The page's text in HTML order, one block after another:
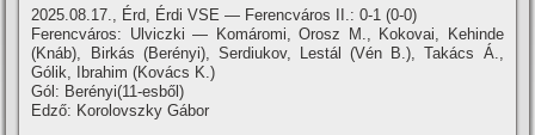
2025.08.17., Érd, Érdi VSE — Ferencváros II.: 0-1 (0-0)
Ferencváros: Ulviczki — Komáromi, Orosz M., Kokovai, Kehinde
(Knáb), Birkás (Berényi), Serdiukov, Lestál (Vén B.), Takács Á.,
Gólik, Ibrahim (Kovács K.)
Gól: Berényi(11-esből)
Edző: Korolovszky Gábor